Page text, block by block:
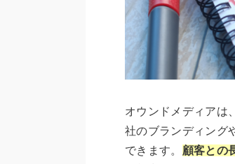
オウンドメディアは
社のブランディング
できます。 顧客との